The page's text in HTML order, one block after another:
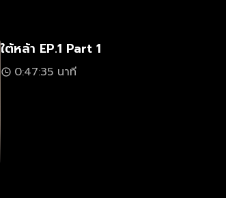
ใต้หล้า EP.1 Part 1
0:47:35 นาที